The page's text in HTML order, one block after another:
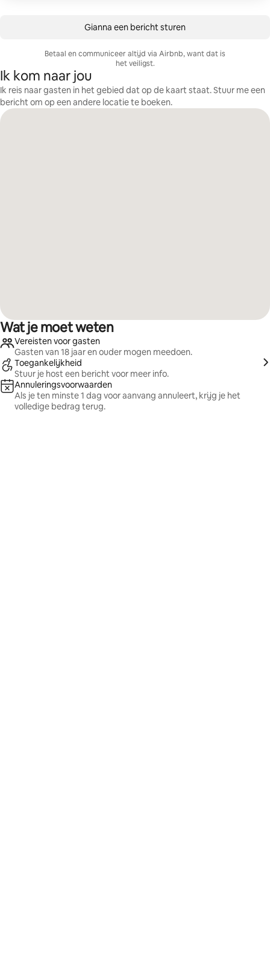
Gianna een bericht sturen
Betaal en communiceer altijd via Airbnb, want dat is
het veiligst.
Ik kom naar jou
Ik reis naar gasten in het gebied dat op de kaart staat. Stuur me een
bericht om op een andere locatie te boeken.
Wat je moet weten
Vereisten voor gasten
Gasten van 18 jaar en ouder mogen meedoen.
Toegankelijkheid
Stuur je host een bericht voor meer info.
Annuleringsvoorwaarden
Als je ten minste 1 dag voor aanvang annuleert, krijg je het
volledige bedrag terug.